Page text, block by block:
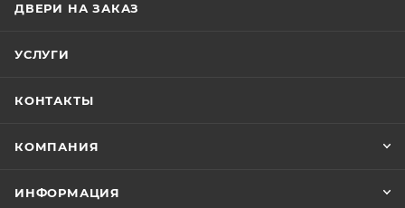
ДВЕРИ НА ЗАКАЗ
УСЛУГИ
КОНТАКТЫ
КОМПАНИЯ
ИНФОРМАЦИЯ